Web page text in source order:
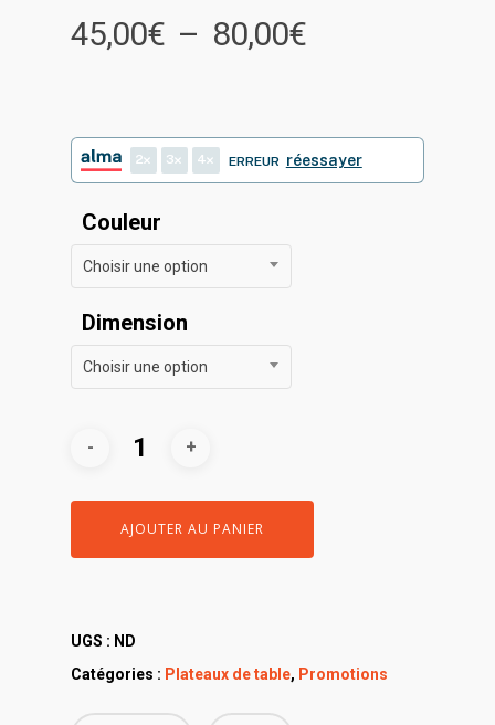
45,00€ – 80,00€Plage
45,00€
à
2 3 4 ERREUR réessayer
Couleur
Choisir une option
Dimension
Choisir une option
AJOUTER AU PANIER
UGS : ND
Catégories : Plateaux de table, Promotions